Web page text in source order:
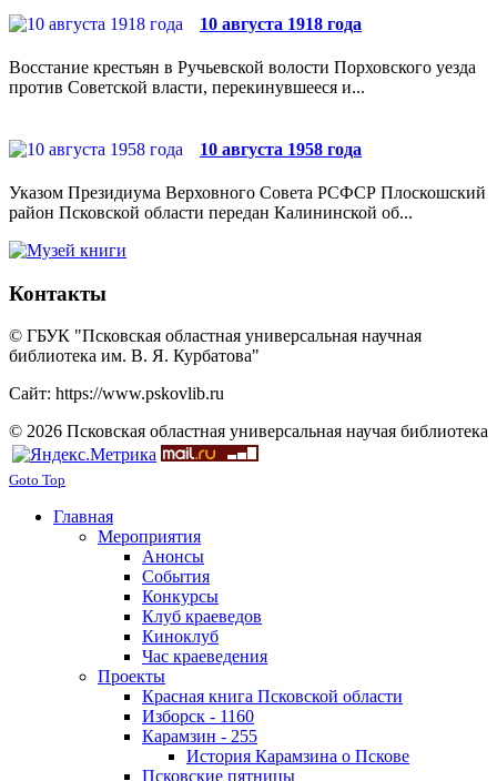
10 августа 1918 года
Восстание крестьян в Ручьевской волости Порховского уезда
против Советской власти, перекинувшееся и...
10 августа 1958 года
Указом Президиума Верховного Совета РСФСР Плоскошский
район Псковской области передан Калининской об...
Контакты
© ГБУК "Псковская областная универсальная научная
библиотека им. В. Я. Курбатова"
Сайт: https://www.pskovlib.ru
© 2026 Псковская областная универсальная научая библиотека
Goto Top
Главная
Мероприятия
Анонсы
События
Конкурсы
Клуб краеведов
Киноклуб
Час краеведения
Проекты
Красная книга Псковской области
Изборск - 1160
Карамзин - 255
История Карамзина о Пскове
Псковские пятницы